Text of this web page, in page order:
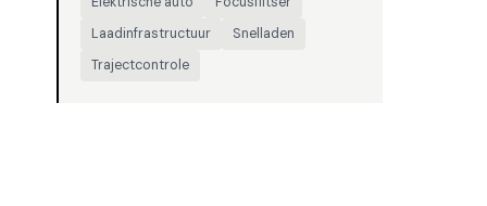
Laadinfrastructuur
Snelladen
Trajectcontrole